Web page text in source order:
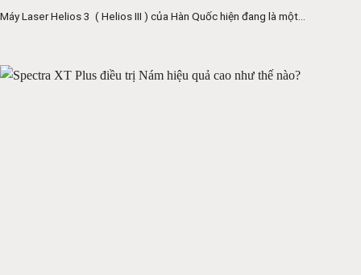
Máy Laser Helios 3 ( Helios III ) của Hàn Quốc hiện đang là một...